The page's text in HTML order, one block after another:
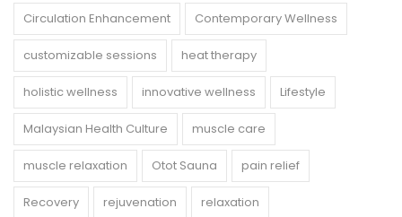
Circulation Enhancement Contemporary Wellness
customizable sessions heat therapy
holistic wellness innovative wellness Lifestyle
Malaysian Health Culture muscle care
muscle relaxation Otot Sauna pain relief
Recovery rejuvenation relaxation